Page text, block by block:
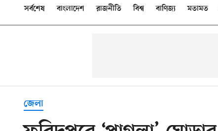
সর্বশেষ বাংলাদেশ রাজনীতি বিশ্ব বাণিজ্য মতামত
জেলা